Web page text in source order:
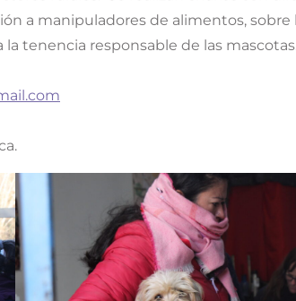
a manipuladores de alimentos, sobre
tenencia responsable de las